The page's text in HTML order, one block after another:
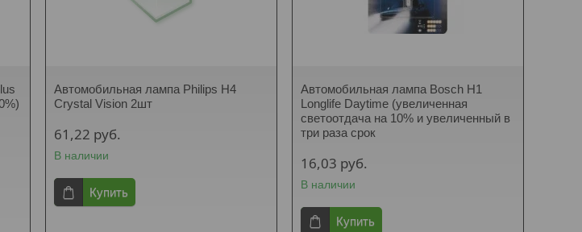
Автомобильная лампа Philips H4
Crystal Vision 2шт
61,22 руб.
В наличии
Купить
Автомобильная лампа Bosch H1
Longlife Daytime (увеличенная
светоотдача на 10% и увеличенный в
три раза срок
16,03 руб.
В наличии
Купить